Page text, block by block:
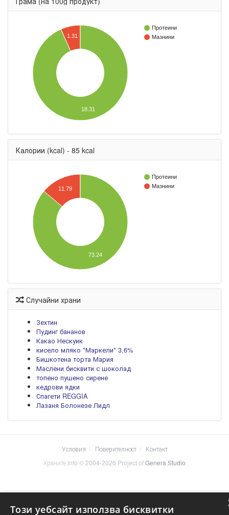
Протеини
Мазнини
1.31
18.31
Калории (kcal) - 85 kcal
Протеини
Мазнини
11.79
73.24
Случайни храни
Зехтин
Пудинг бананов
Какао Нескуик
кисело мляко "Маркели" 3,6%
Бишкотена торта Мария
Маслени бисквити с шоколад
топено пушено сирене
кедрови ядки
Спагети REGGIA
Лазаня Болонезе Лидл
Условия Поверителност
Контакт
Храните.info © 2004-2026 Project ofGenera Studio
Този уебсайт използва бисквитки